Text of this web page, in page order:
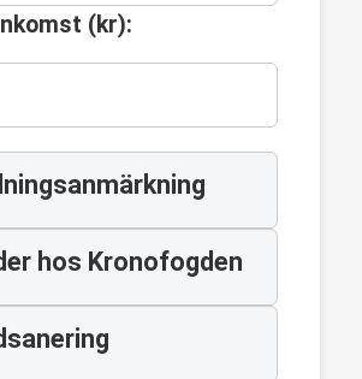
(kr):
hos Kronofogden